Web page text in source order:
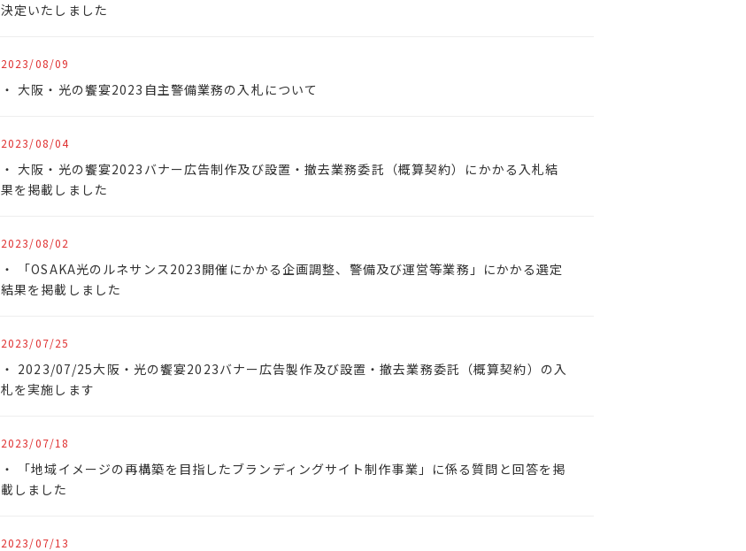
決定いたしました
2023/08/09
大阪・光の饗宴2023自主警備業務の入札について
2023/08/04
大阪・光の饗宴2023バナー広告制作及び設置・撤去業務委託（概算契約）にかかる入札結
果を掲載しました
2023/08/02
「OSAKA光のルネサンス2023開催にかかる企画調整、警備及び運営等業務」にかかる選定
結果を掲載しました
2023/07/25
2023/07/25大阪・光の饗宴2023バナー広告製作及び設置・撤去業務委託（概算契約）の⼊
札を実施します
2023/07/18
「地域イメージの再構築を目指したブランディングサイト制作事業」に係る質問と回答を掲
載しました
2023/07/13